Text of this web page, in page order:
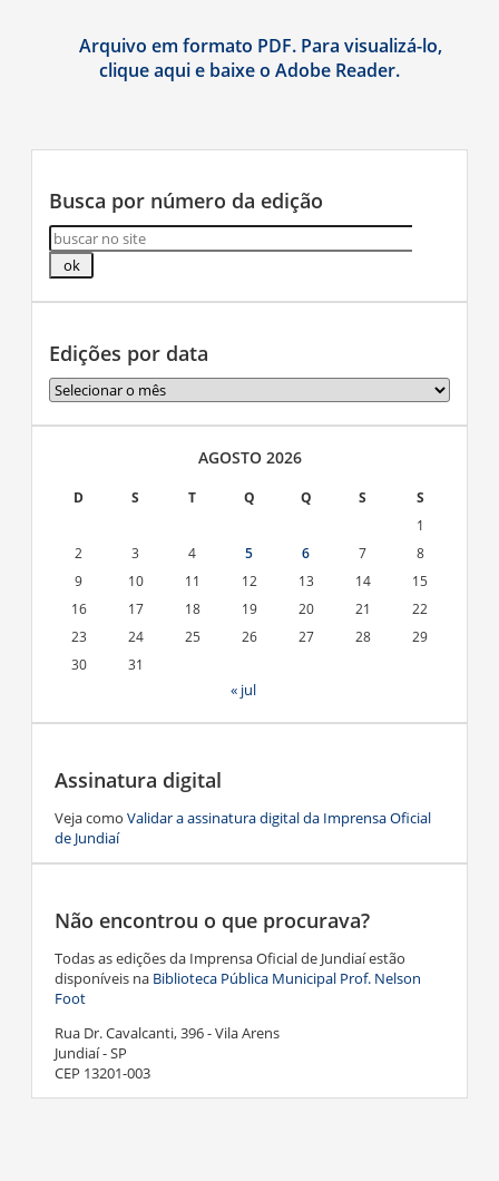
Arquivo em formato PDF. Para visualizá-lo,
clique aqui e baixe o Adobe Reader.
Busca por número da edição
Edições por data
Edições
por
data
AGOSTO 2026
D S T Q Q S
S
1
2
3 4 5 6 7
8
9
10 11 12 13 14
15
16
17 18 19 20 21
22
23
24 25 26 27 28
29
30
31
« jul
Assinatura digital
Veja como Validar a assinatura digital da Imprensa Oficial
de Jundiaí
Não encontrou o que procurava?
Todas as edições da Imprensa Oficial de Jundiaí estão
disponíveis na Biblioteca Pública Municipal Prof. Nelson
Foot
Rua Dr. Cavalcanti, 396 - Vila Arens
Jundiaí - SP
CEP 13201-003